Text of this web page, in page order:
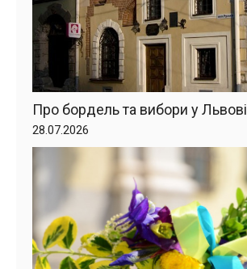
Про бордель та вибори у Львові
28.07.2026